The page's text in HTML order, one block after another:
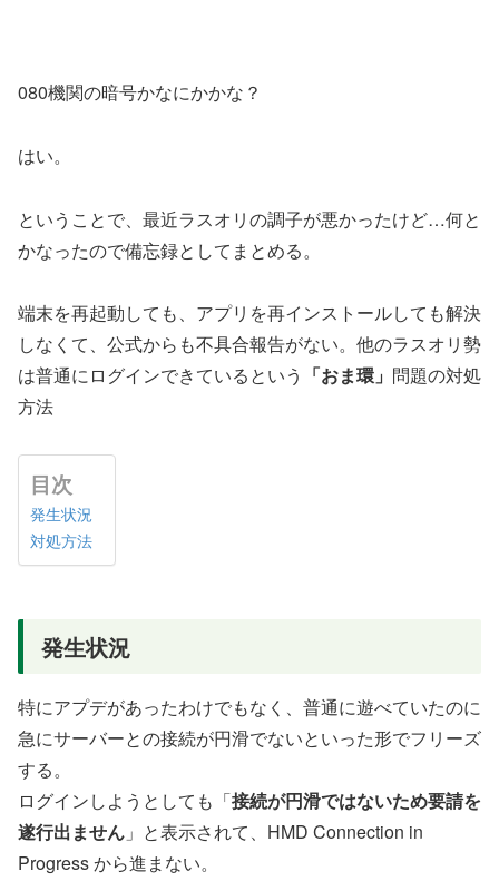
080機関の暗号かなにかかな？
はい。
ということで、最近ラスオリの調子が悪かったけど…何と
かなったので備忘録としてまとめる。
端末を再起動しても、アプリを再インストールしても解決
しなくて、公式からも不具合報告がない。他のラスオリ勢
は普通にログインできているという 「おま環」 問題の対処
方法
目次
発生状況
対処方法
発生状況
特にアプデがあったわけでもなく、普通に遊べていたのに
急にサーバーとの接続が円滑でないといった形でフリーズ
する。
ログインしようとしても「接続が円滑ではないため要請を
遂行出ません 」と表示されて、HMD Connection in
Progress から進まない。